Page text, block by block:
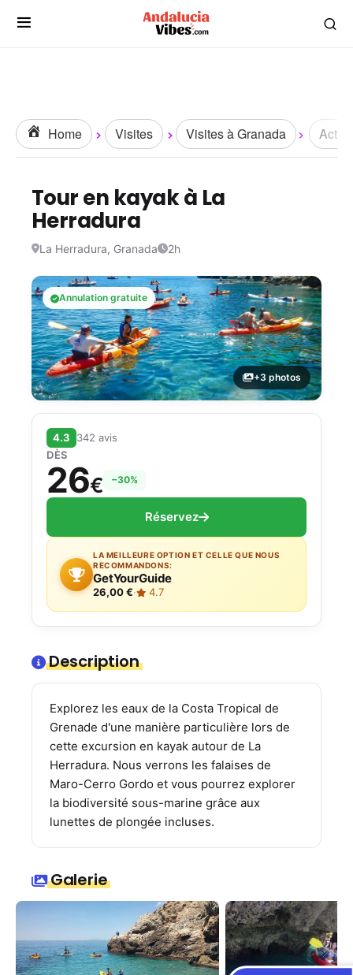
Home Visites Visites à Granada
Tour en kayak à La
Herradura
La Herradura, Granada 2h
Annulation gratuite
+3 photos
4.3
342 avis
DÈS
26€ −30%
Réservez
LA MEILLEURE OPTION ET CELLE QUE NOUS
RECOMMANDONS:
GetYourGuide
26,00 €· 4.7
Description
Explorez les eaux de la Costa Tropical de
Grenade d'une manière particulière lors de
cette excursion en kayak autour de La
Herradura. Nous verrons les falaises de
Maro-Cerro Gordo et vous pourrez explorer
la biodiversité sous-marine grâce aux
lunettes de plongée incluses.
Galerie